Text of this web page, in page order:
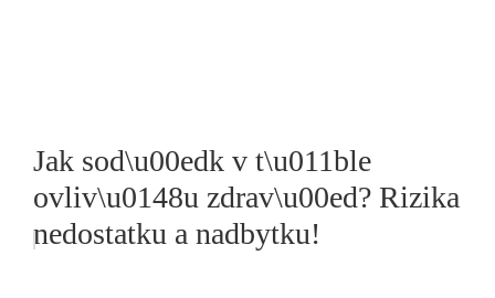
Jak sod\u00edk v t\u011ble
ovliv\u0148u zdrav\u00ed? Rizika
nedostatku a nadbytku!